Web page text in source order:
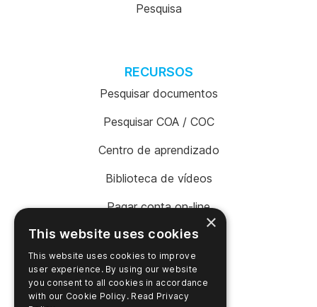
Pesquisa
RECURSOS
Pesquisar documentos
Pesquisar COA / COC
Centro de aprendizado
Biblioteca de vídeos
Pagar conta on-line
PRODUTOS
Suporte
×
This website uses cookies
This website uses cookies to improve
user experience. By using our website
you consent to all cookies in accordance
with our Cookie Policy. Read Privacy